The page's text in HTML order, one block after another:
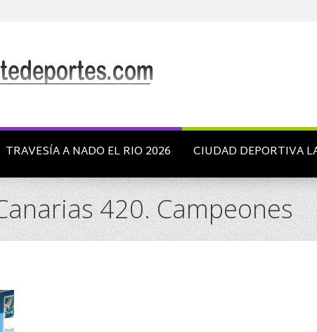
TRAVESÍA A NADO EL RIO 2026 CIUDAD DEPORTIVA
420. Campeones